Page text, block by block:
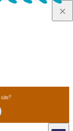
site?